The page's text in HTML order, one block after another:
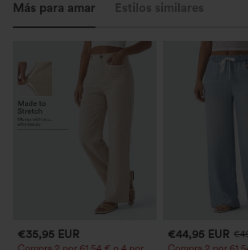
Más para amar Estilos similares
€35,95 EUR €44,95 EUR